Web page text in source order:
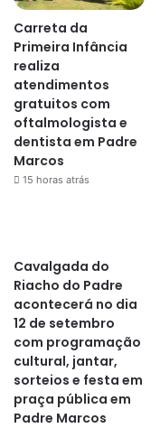
Carreta da
Primeira Infância
realiza
atendimentos
gratuitos com
oftalmologista e
dentista em Padre
Marcos
15 horas atrás
Cavalgada do
Riacho do Padre
acontecerá no dia
12 de setembro
com programação
cultural, jantar,
sorteios e festa em
praça pública em
Padre Marcos